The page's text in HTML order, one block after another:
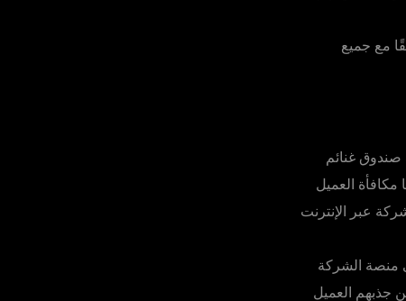
مع جميع
غنائم
العميل
عبر الإنترنت
منصة الشركة
جذبهم العميل